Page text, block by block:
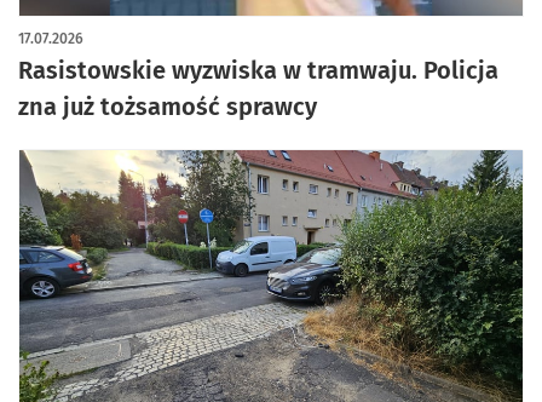
Rasistowskie wyzwiska w tramwaju. Policja
zna już tożsamość sprawcy
17.07.2026